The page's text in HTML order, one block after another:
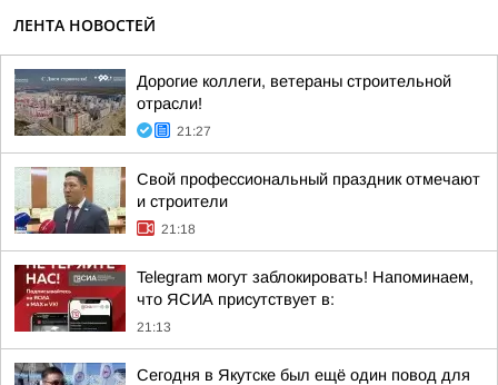
ЛЕНТА НОВОСТЕЙ
Дорогие коллеги, ветераны строительной
отрасли!
21:27
Свой профессиональный праздник отмечают
и строители
21:18
Telegram могут заблокировать! Напоминаем,
что ЯСИА присутствует в:
21:13
Сегодня в Якутске был ещё один повод для